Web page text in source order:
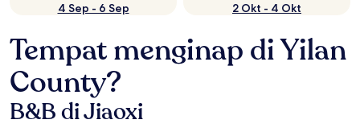
4 Sep - 6 Sep
2 Okt - 4 Okt
Tempat menginap di Yilan
County?
B&B di Jiaoxi